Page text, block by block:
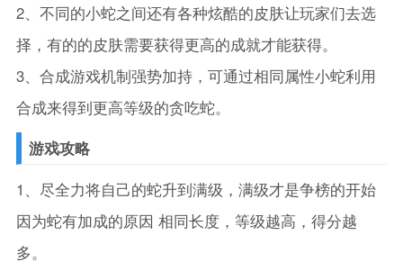
2、不同的小蛇之间还有各种炫酷的皮肤让玩家们去选
择，有的的皮肤需要获得更高的成就才能获得。
3、合成游戏机制强势加持，可通过相同属性小蛇利用
合成来得到更高等级的贪吃蛇。
游戏攻略
1、尽全力将自己的蛇升到满级，满级才是争榜的开始
因为蛇有加成的原因 相同长度，等级越高，得分越
多。